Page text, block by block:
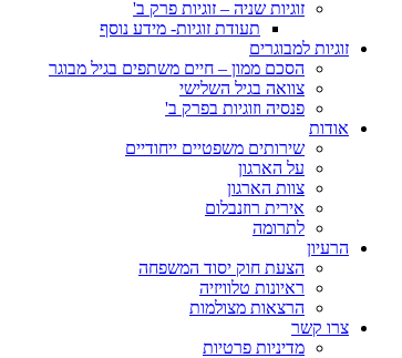
זוגיות שניה – זוגיות פרק ב'
תעודת זוגיות- מידע נוסף
זוגיות למבוגרים
הסכם ממון – חיים משתפים בגיל מבוגר
צוואה בגיל השלישי
פנסיה וזוגיות בפרק ב'
אודות
שירותים משפטיים ייחודיים
על הארגון
צוות הארגון
אירית רוזנבלום
לתרומה
הרעיון
הצעת חוק יסוד המשפחה
ראיונות טלוויזיה
הרצאות מצולמות
צרו קשר
מדיניות פרטיות